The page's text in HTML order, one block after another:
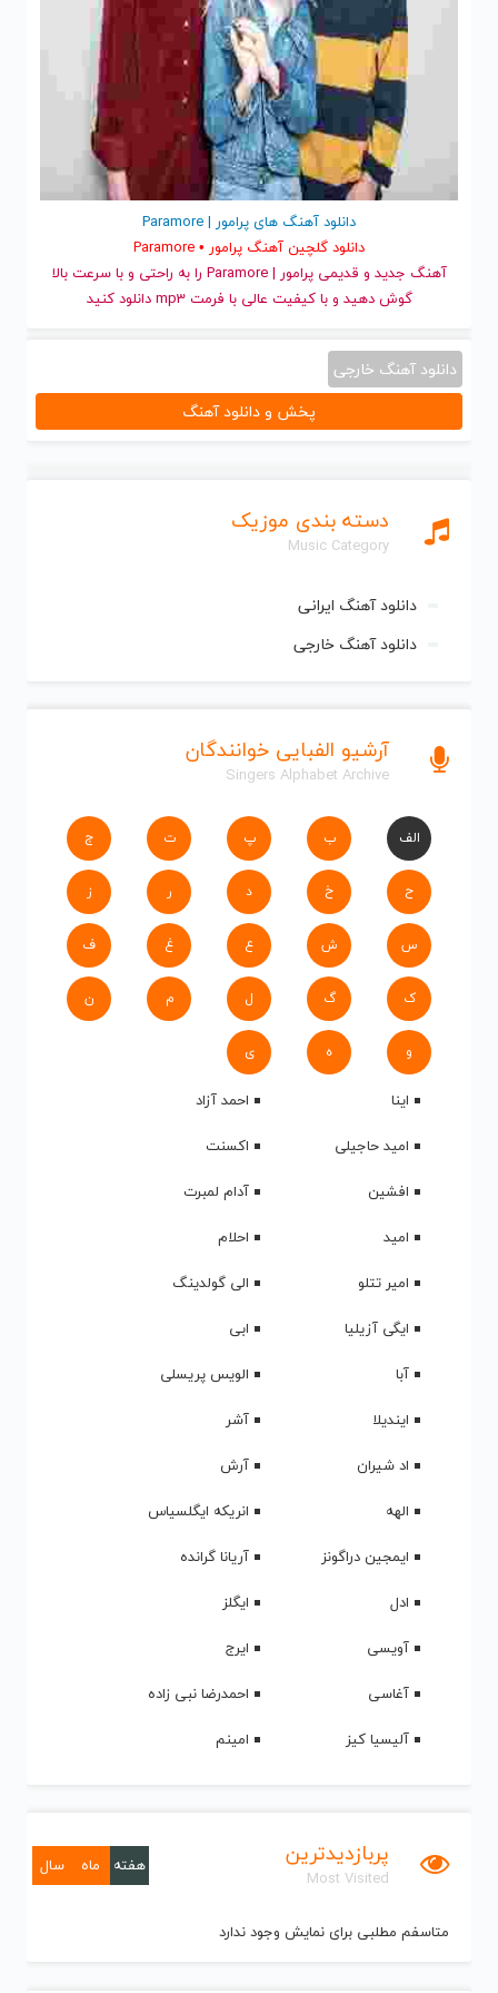
دسته بندی موزیک
Music Category
دانلود آهنگ ایرانی
دانلود آهنگ خارجی
آرشیو الفبایی خوانندگان
Singers Alphabet Archive
الف ب پ ت ج
ح خ د ر ز
س ش ع غ ف
ک گ ل م ن
و ه ی
اینا
احمد آزاد
امید حاجیلی
اکسنت
افشین
آدام لمبرت
امید
احلام
امیر تتلو
الی گولدینگ
ایگی آزیلیا
ابی
آبا
الویس پریسلی
ایندیلا
آشر
اد شیران
آرش
الهه
انریکه ایگلسیاس
ایمجین دراگونز
آریانا گرانده
ادل
ایگلز
آویسی
ایرج
آغاسی
احمدرضا نبی زاده
آلیسیا کیز
امینم
پربازدیدترین
Most Visited
هفته ماه سال
متاسفم مطلبی برای نمایش وجود ندارد
دانلود آهنگ های پرامور | Paramore
دانلود گلچین آهنگ پرامور • Paramore
آهنگ جدید
و قدیمی پرامور | Paramore را به راحتی و با سرعت بالا
گوش دهید و با کیفیت عالی با فرمت mp3 دانلود کنید
دانلود آهنگ خارجی
پخش و دانلود آهنگ